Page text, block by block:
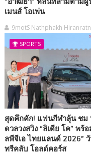
เมนส์ โอเพ่น
9motS Nathphakh Hiranratn
SPORTS
สุดคึกคัก! แฟนกีฬาลุ้น ชม
ดวลวงสวิง “ลิเดีย โค” พ
ลพีจีเอ ไทยแลนด์ 2026”
ทรีคลับ โอลด์คอร์ส